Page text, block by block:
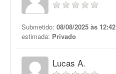
Submetido: 08/08/2025 às 12:42
estimada: Privado
Lucas A.